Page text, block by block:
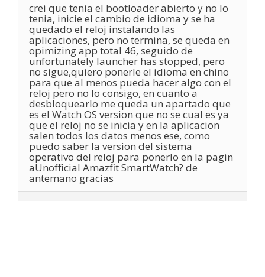
crei que tenia el bootloader abierto y no lo
tenia, inicie el cambio de idioma y se ha
quedado el reloj instalando las
aplicaciones, pero no termina, se queda en
opimizing app total 46, seguido de
unfortunately launcher has stopped, pero
no sigue,quiero ponerle el idioma en chino
para que al menos pueda hacer algo con el
reloj pero no lo consigo, en cuanto a
desbloquearlo me queda un apartado que
es el Watch OS version que no se cual es ya
que el reloj no se inicia y en la aplicacion
salen todos los datos menos ese, como
puedo saber la version del sistema
operativo del reloj para ponerlo en la pagin
aUnofficial Amazfit SmartWatch? de
antemano gracias